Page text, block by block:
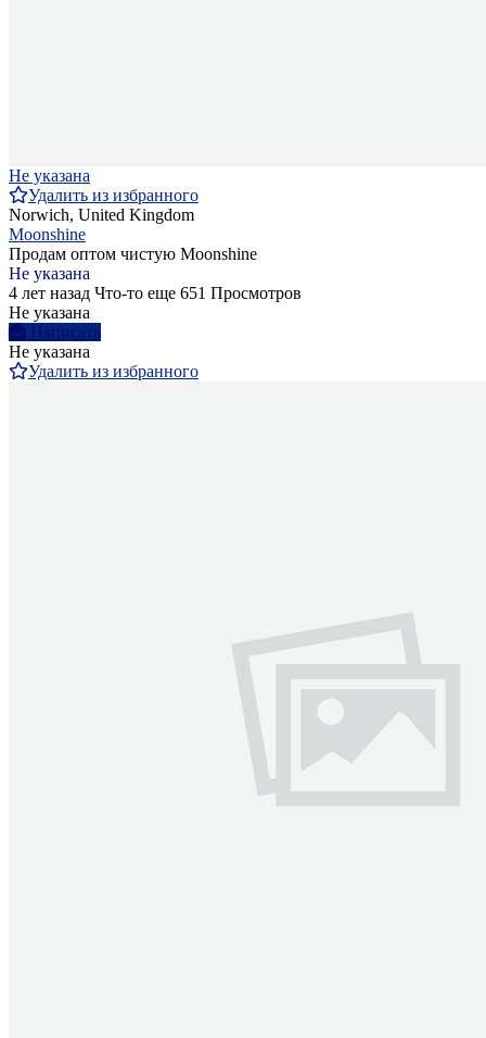
Не указана
Удалить из избранного
Norwich, United Kingdom
Moonshine
Продам оптом чистую Moonshine
Не указана
4 лет назад Что-то еще 651 Просмотров
Не указана
Написать
Не указана
Удалить из избранного